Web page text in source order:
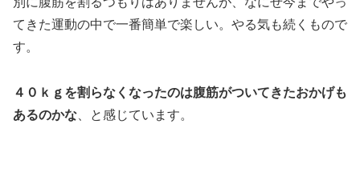
てきた運動の中で一番簡単で楽しい。やる気も続くもので
す。
４０ｋｇを割らなくなったのは腹筋がついてきたおかげも
あるのかな 、と感じています。